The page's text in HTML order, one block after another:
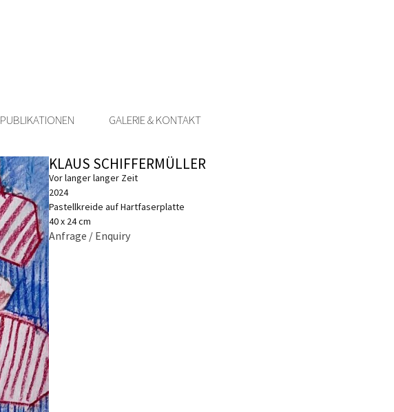
PUBLIKATIONEN GALERIE & KONTAKT
KLAUS SCHIFFERMÜLLER
Vor langer langer Zeit
2024
Pastellkreide auf Hartfaserplatte
40 x 24 cm
Anfrage / Enquiry